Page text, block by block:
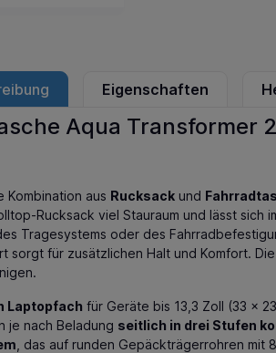
Eigenschaften
Aqua Transformer
Kombination aus Rucksack und
Rucksack viel Stauraum und lässt
Tragesystems oder des
für zusätzlichen Halt und Komfort.
Laptopfach für Geräte bis 13,3 Zoll (33 x
je nach Beladung seitlich in drei Stufen
, das auf runden Gepäckträgerrohren mit